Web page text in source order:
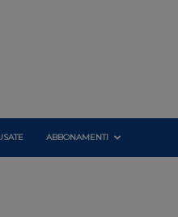
ABBONAMENTI